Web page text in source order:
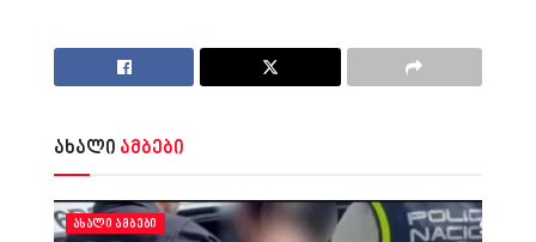
ახალი ამბები
ᲐᲮᲐᲚᲘ ᲐᲛᲑᲔᲑᲘ